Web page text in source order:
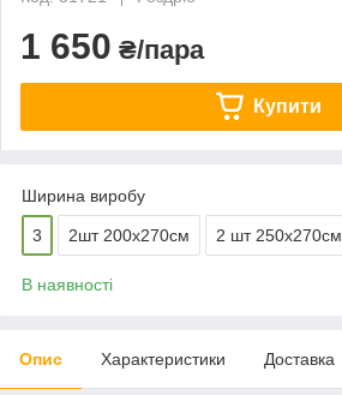
1 650 ₴/пара
Купити
Ширина виробу
3 2шт 200х270см 2 шт 250х270см
В наявності
Опис Характеристики Доставка